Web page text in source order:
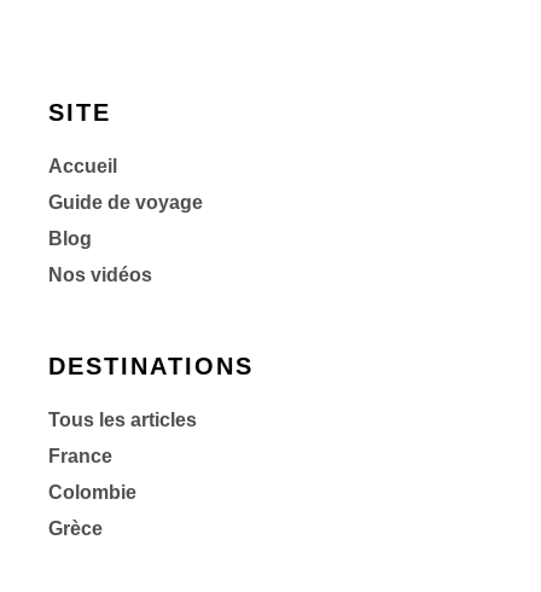
SITE
Accueil
Guide de voyage
Blog
Nos vidéos
DESTINATIONS
Tous les articles
France
Colombie
Grèce